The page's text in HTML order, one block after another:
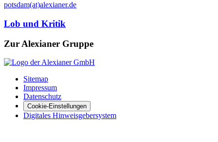
potsdam(at)alexianer.de
Lob und Kritik
Zur Alexianer Gruppe
Sitemap
Impressum
Datenschutz
Cookie-Einstellungen
Digitales Hinweisgebersystem